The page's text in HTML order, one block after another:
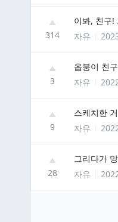
314
이봐, 친구!
자유
3
옵붕이 친
자유
9
스케치한 거
자유
28
그리다가
자유